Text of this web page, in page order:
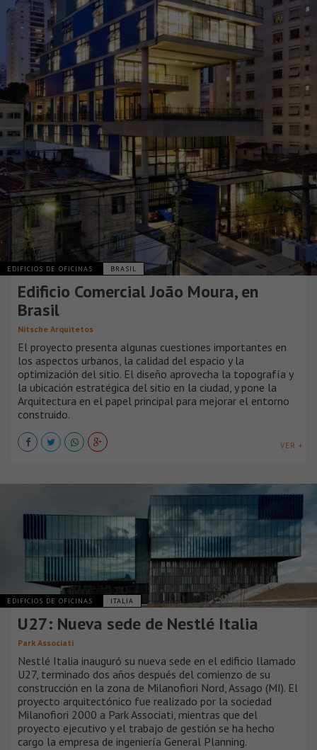
EDIFICIOS DE OFICINAS BRASIL
Edificio Comercial João Moura, en
Brasil
Nitsche Arquitetos
El proyecto presenta algunas cuestiones importantes en
los aspectos urbanos, la calidad del espacio y la
optimización del sitio. El diseño aprovecha la topografía y
la ubicación estratégica del sitio en la ciudad, y pone la
Arquitectura en el papel principal para mejorar el entorno
construido.
VER +
EDIFICIOS DE OFICINAS ITALIA
U27: Nueva sede de Nestlé Italia
Park Associati
Nestlé Italia inauguró su nueva sede en el edificio llamado
U27, terminado dos años después del comienzo de su
construcción en la zona de Milanofiori Nord, Assago (MI). El
proyecto arquitectónico fue realizado por la sociedad
Milanofiori 2000 a Park Associati, mientras que del
proyecto ejecutivo y el trabajo de gestión se ha hecho
cargo la empresa de ingeniería General Planning.